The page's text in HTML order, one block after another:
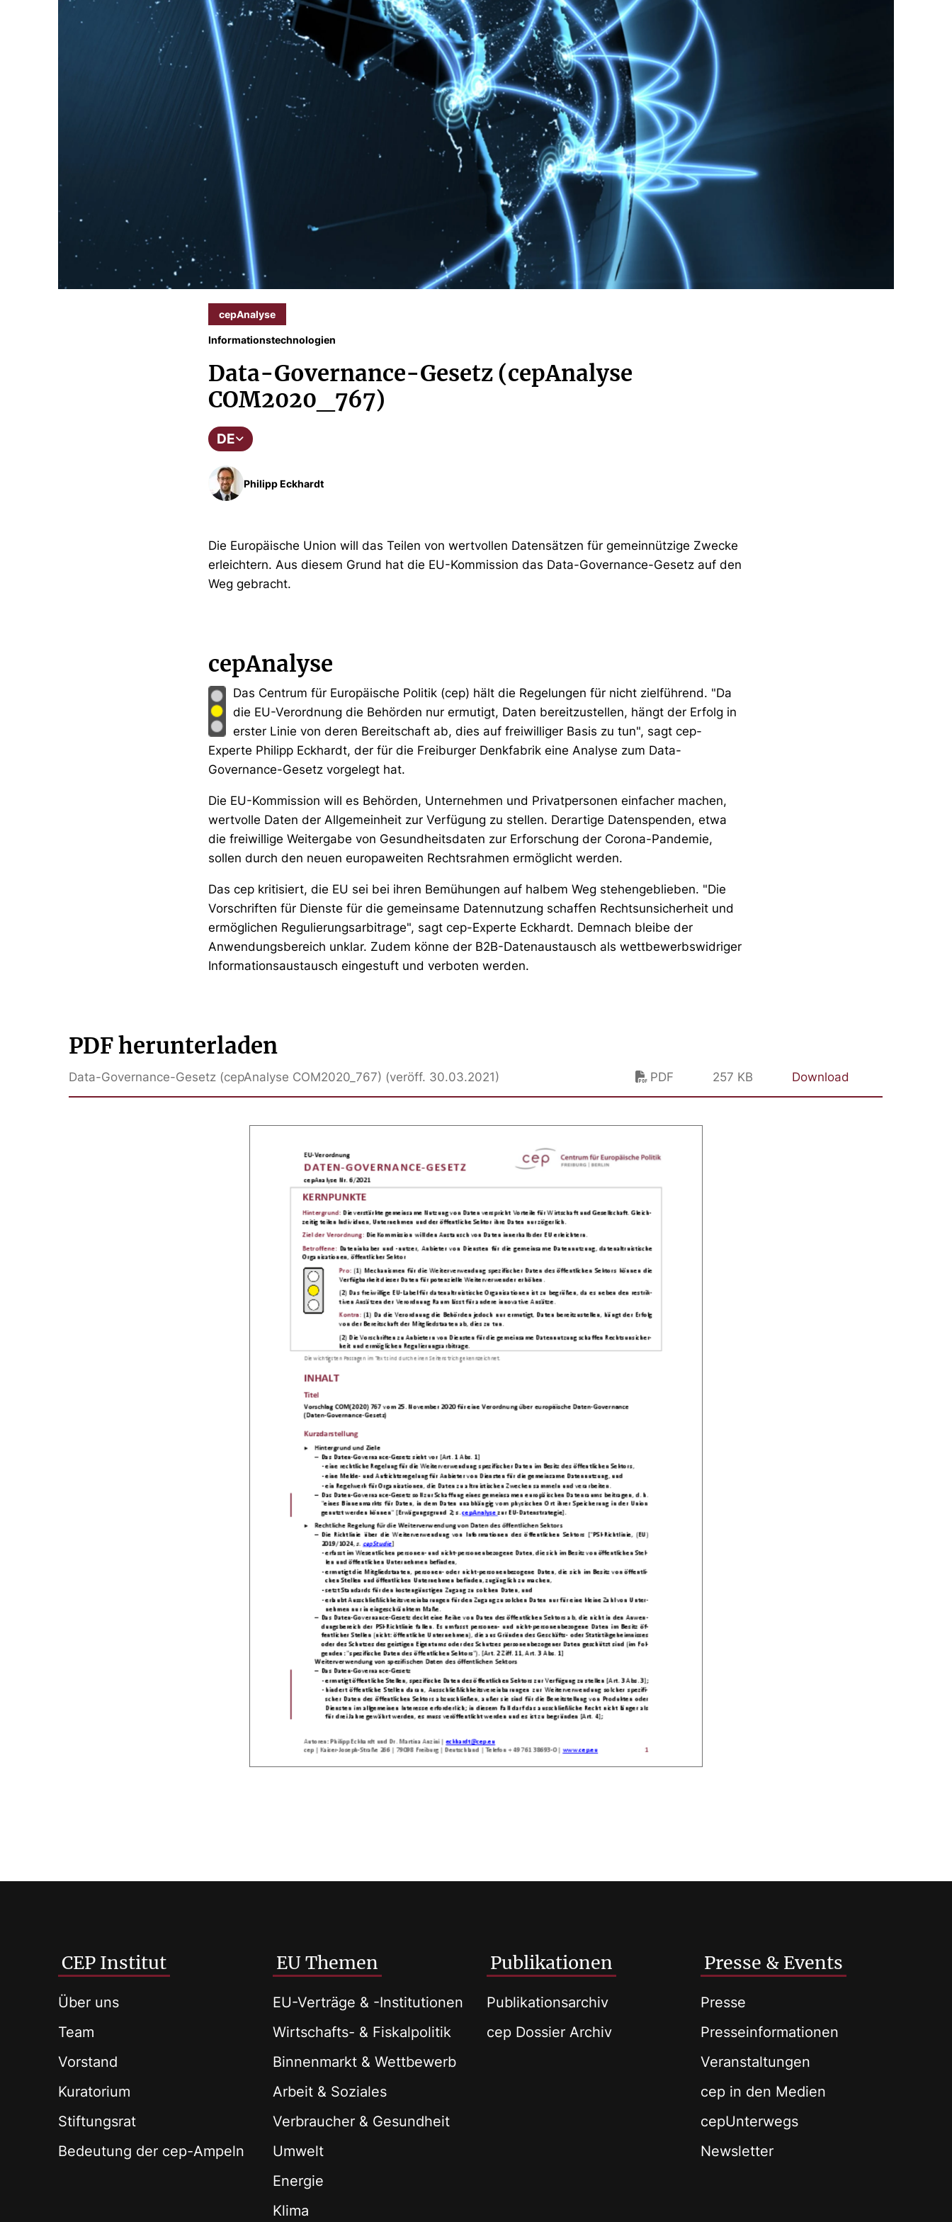
cepAnalyse
Informationstechnologien
Data-Governance-Gesetz (cepAnalyse
COM2020_767)
DE
Philipp Eckhardt
Die Europäische Union will das Teilen von wertvollen Datensätzen für gemeinnützige Zwecke
erleichtern. Aus diesem Grund hat die EU-Kommission das Data-Governance-Gesetz auf den
Weg gebracht.
cepAnalyse
Das Centrum für Europäische Politik (cep) hält die Regelungen für nicht zielführend. "Da
die EU-Verordnung die Behörden nur ermutigt, Daten bereitzustellen, hängt der Erfolg in
erster Linie von deren Bereitschaft ab, dies auf freiwilliger Basis zu tun", sagt cep-
Experte Philipp Eckhardt, der für die Freiburger Denkfabrik eine Analyse zum Data-
Governance-Gesetz vorgelegt hat.
Die EU-Kommission will es Behörden, Unternehmen und Privatpersonen einfacher machen,
wertvolle Daten der Allgemeinheit zur Verfügung zu stellen. Derartige Datenspenden, etwa
die freiwillige Weitergabe von Gesundheitsdaten zur Erforschung der Corona-Pandemie,
sollen durch den neuen europaweiten Rechtsrahmen ermöglicht werden.
Das cep kritisiert, die EU sei bei ihren Bemühungen auf halbem Weg stehengeblieben. "Die
Vorschriften für Dienste für die gemeinsame Datennutzung schaffen Rechtsunsicherheit und
ermöglichen Regulierungsarbitrage", sagt cep-Experte Eckhardt. Demnach bleibe der
Anwendungsbereich unklar. Zudem könne der B2B-Datenaustausch als wettbewerbswidriger
Informationsaustausch eingestuft und verboten werden.
PDF herunterladen
Data-Governance-Gesetz (cepAnalyse COM2020_767) (veröff. 30.03.2021) PDF 257 KB Download
CEP Institut
Über uns
Team
Vorstand
Kuratorium
Stiftungsrat
Bedeutung der cep-Ampeln
EU Themen
EU-Verträge & -Institutionen
Wirtschafts- & Fiskalpolitik
Binnenmarkt & Wettbewerb
Arbeit & Soziales
Verbraucher & Gesundheit
Umwelt
Energie
Klima
Publikationen
Publikationsarchiv
cep Dossier Archiv
Presse & Events
Presse
Presseinformationen
Veranstaltungen
cep in den Medien
cepUnterwegs
Newsletter